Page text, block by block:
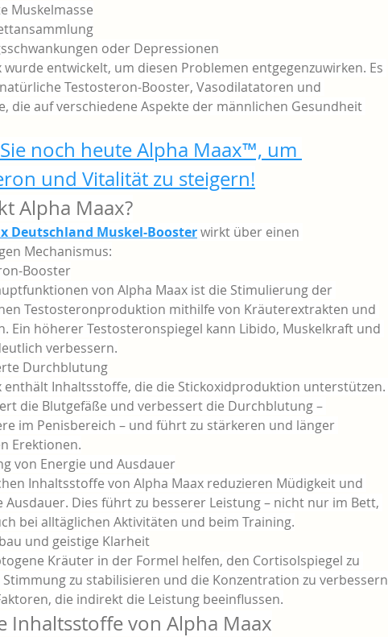
Muskelmasse
oder Depressionen
wurde entwickelt, um diesen Problemen entgegenzuwirken. Es
Testosteron-Booster, Vasodilatatoren und
die auf verschiedene Aspekte der männlichen Gesundheit
noch heute Alpha Maax™, um
und Vitalität zu steigern!
Alpha Maax?
Deutschland Muskel-Boosterwirkt über einen
Mechanismus:
Booster
von Alpha Maax ist die Stimulierung der
Testosteronproduktion mithilfe von Kräuterextrakten und
Ein höherer Testosteronspiegel kann Libido, Muskelkraft und
verbessern.
Durchblutung
enthält Inhaltsstoffe, die die Stickoxidproduktion unterstützen.
die Blutgefäße und verbessert die Durchblutung –
im Penisbereich – und führt zu stärkeren und länger
Erektionen.
von Energie und Ausdauer
Inhaltsstoffe von Alpha Maax reduzieren Müdigkeit und
Ausdauer. Dies führt zu besserer Leistung – nicht nur im Bett,
bei alltäglichen Aktivitäten und beim Training.
und geistige Klarheit
Kräuter in der Formel helfen, den Cortisolspiegel zu
Stimmung zu stabilisieren und die Konzentration zu verbessern
die indirekt die Leistung beeinflussen.
Inhaltsstoffe von Alpha Maax